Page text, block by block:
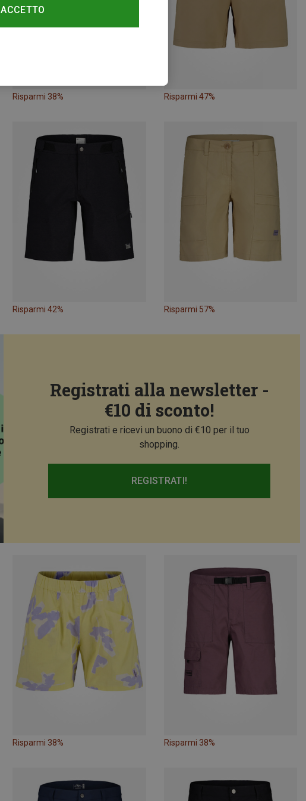
Risparmi 38% Risparmi 47%
Risparmi 42% Risparmi 57%
Registrati alla newsletter -
€10 di sconto!
Registrati e ricevi un buono di €10 per il tuo
shopping.
REGISTRATI!
Risparmi 38% Risparmi 38%
ACCETTO